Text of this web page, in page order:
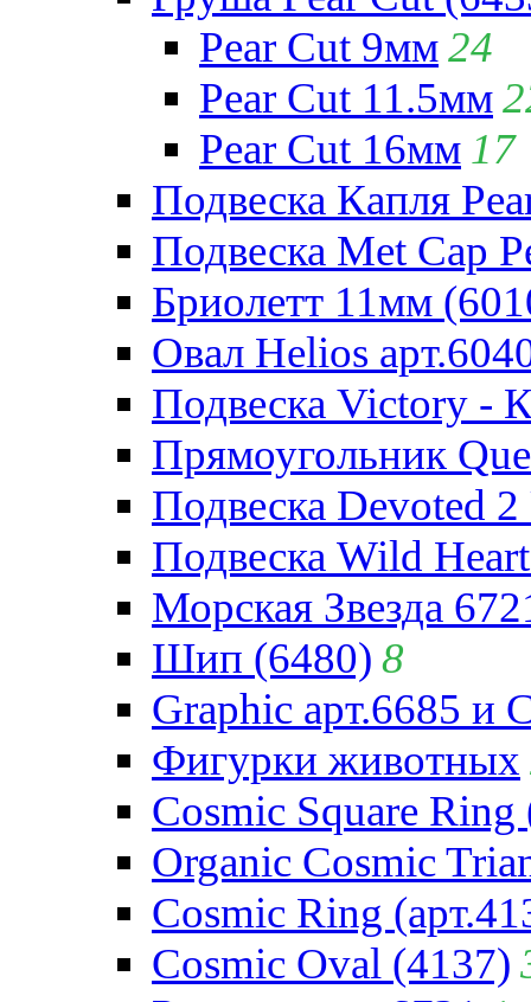
Pear Cut 9мм24
Pear Cut 11.5мм
Pear Cut 16мм 17
Подвеска Капля
Подвеска Met Cap
Бриолетт 11мм
Овал Helios
Подвеска Victory -
Прямоугольник
Подвеска Devoted
Подвеска Wild
Морская Звезда
Шип (6480) 8
Graphic арт.6685 и
Фигурки животных
Cosmic Square Ring
Organic Cosmic
Cosmic Ring
Cosmic Oval (4137)